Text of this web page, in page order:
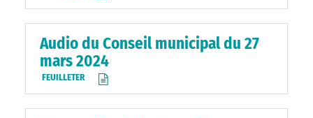
Audio du Conseil municipal du 27
mars 2024
FEUILLETER